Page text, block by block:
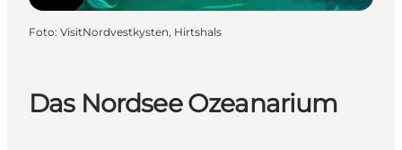
Das Nordsee Ozeanarium
Foto: VisitNordvestkysten, Hirtshals